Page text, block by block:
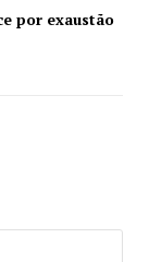
por exaustão